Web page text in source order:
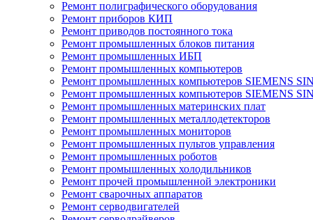
Ремонт полиграфического оборудования
Ремонт приборов КИП
Ремонт приводов постоянного тока
Ремонт промышленных блоков питания
Ремонт промышленных ИБП
Ремонт промышленных компьютеров
Ремонт промышленных компьютеров SIEMENS
Ремонт промышленных компьютеров SIEMENS
Ремонт промышленных материнских плат
Ремонт промышленных металлодетекторов
Ремонт промышленных мониторов
Ремонт промышленных пультов управления
Ремонт промышленных роботов
Ремонт промышленных холодильников
Ремонт прочей промышленной электроники
Ремонт сварочных аппаратов
Ремонт серводвигателей